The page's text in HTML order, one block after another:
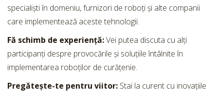
specialiști în domeniu, furnizori de roboți și alte companii
care implementează aceste tehnologii.
Fă schimb de experiență:Vei putea discuta cu alți
participanți despre provocările și soluțiile întâlnite în
implementarea roboților de curățenie.
Pregătește-te pentru viitor: Stai la curent cu inovațiile